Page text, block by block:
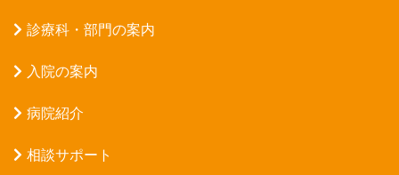
診療科・部門の案内
入院の案内
病院紹介
相談サポート